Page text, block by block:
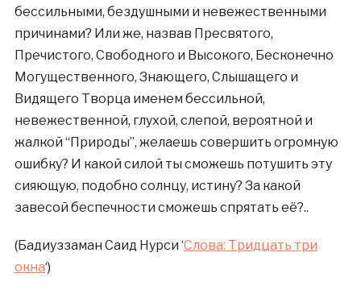
бессильными, бездушными и невежественными
причинами? Или же, назвав Пресвятого,
Пречистого, Свободного и Высокого, Бесконечно
Могущественного, Знающего, Слышащего и
Видящего Творца именем бессильной,
невежественной, глухой, слепой, вероятной и
жалкой “Природы”, желаешь совершить огромную
ошибку? И какой силой ты сможешь потушить эту
сияющую, подобно солнцу, истину? За какой
завесой беспечности сможешь спрятать её?..
(Бадиуззаман Саид Нурси ‘Слова: Тридцать три
окна‘)